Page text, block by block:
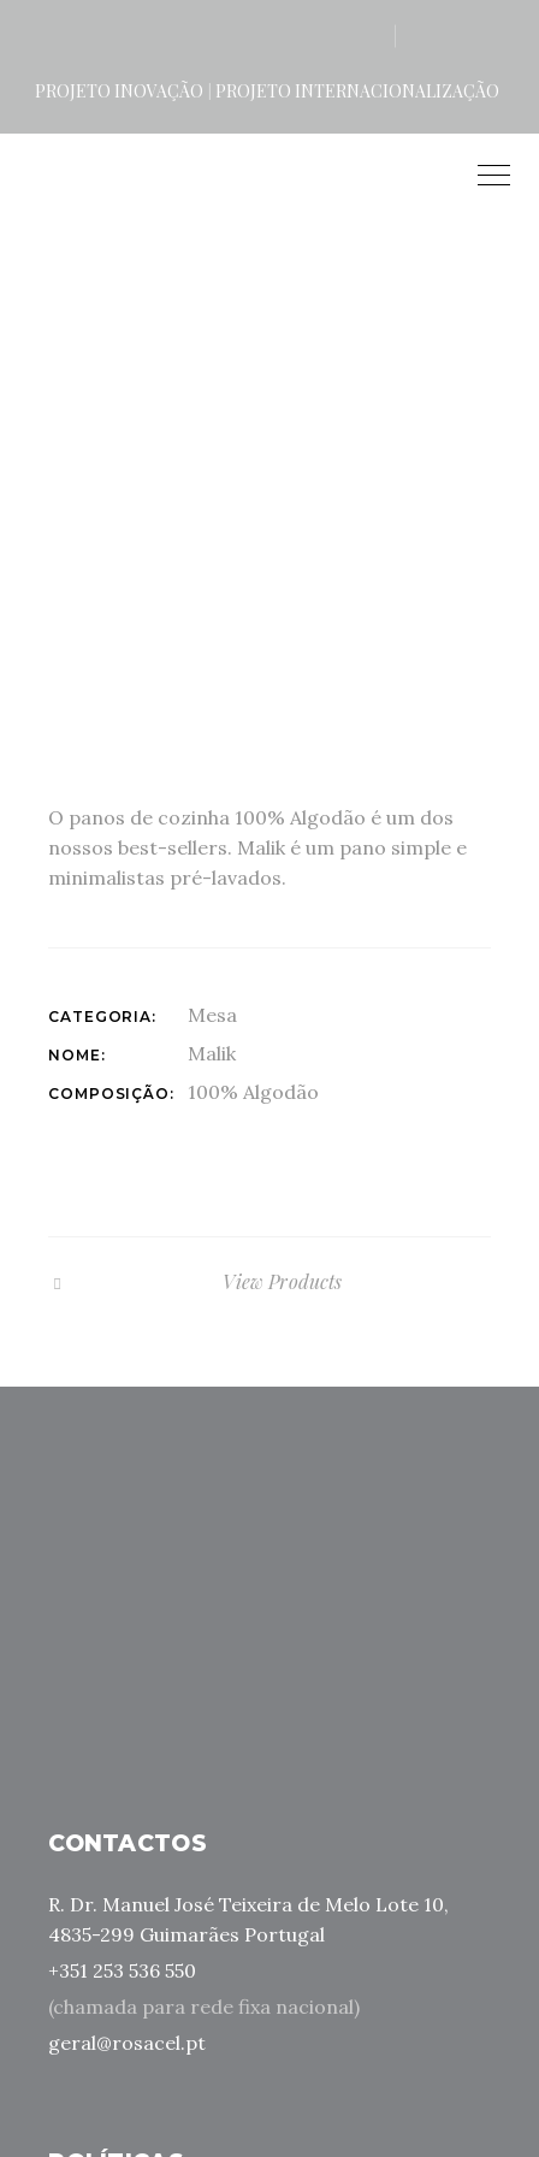
PROJETO INOVAÇÃO PROJETO INTERNACIONALIZAÇÃO
O panos de cozinha 100% Algodão é um dos
nossos best-sellers. Malik é um pano simple e
minimalistas pré-lavados.
CATEGORIA: Mesa
NOME: Malik
COMPOSIÇÃO: 100% Algodão
View Products
CONTACTOS
R. Dr. Manuel José Teixeira de Melo Lote 10,
4835-299 Guimarães Portugal
+351 253 536 550
(chamada para rede fixa nacional)
geral@rosacel.pt